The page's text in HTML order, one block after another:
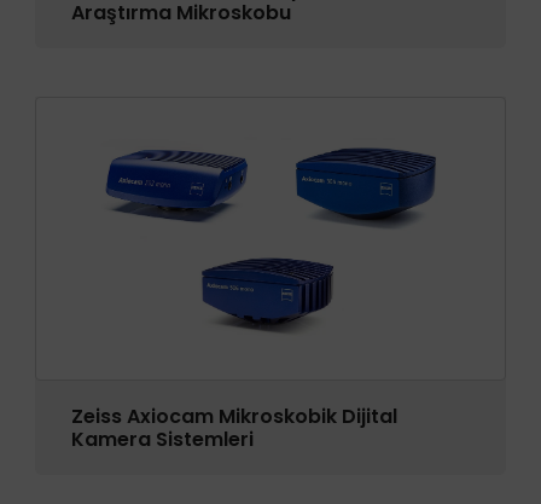
Araştırma Mikroskobu
Zeiss Axiocam Mikroskobik Dijital
Kamera Sistemleri